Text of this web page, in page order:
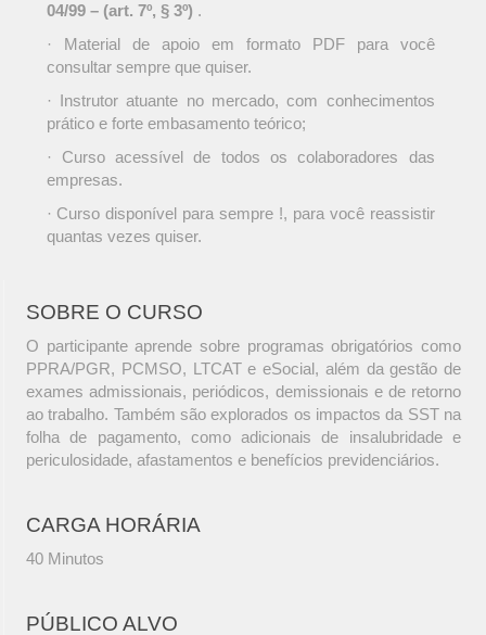
04/99 – (art. 7º, § 3º) .
· Material de apoio em formato PDF para você
consultar sempre que quiser.
· Instrutor atuante no mercado, com conhecimentos
prático e forte embasamento teórico;
· Curso acessível de todos os colaboradores das
empresas.
· Curso disponível para sempre !, para você reassistir
quantas vezes quiser.
SOBRE O CURSO
O participante aprende sobre programas obrigatórios como
PPRA/PGR, PCMSO, LTCAT e eSocial, além da gestão de
exames admissionais, periódicos, demissionais e de retorno
ao trabalho. Também são explorados os impactos da SST na
folha de pagamento, como adicionais de insalubridade e
periculosidade, afastamentos e benefícios previdenciários.
CARGA HORÁRIA
40 Minutos
PÚBLICO ALVO